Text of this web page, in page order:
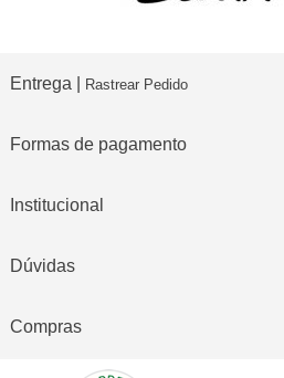
Entrega | Rastrear Pedido
Formas de pagamento
Institucional
Dúvidas
Compras